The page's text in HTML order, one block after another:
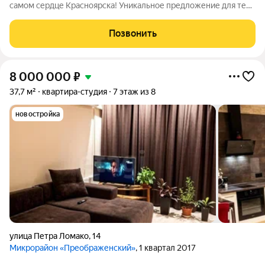
самом сердце Красноярска! Уникальное предложение для тех,
инвестировать деньги в арендный бизнес с высоким доходом.
Локация говорит сама за себя
Позвонить
8 000 000 ₽
37,7 м² квартира-студия 7 этаж из 8
новостройка
улица Петра Ломако,14
Микрорайон «Преображенский», 1 квартал 2017